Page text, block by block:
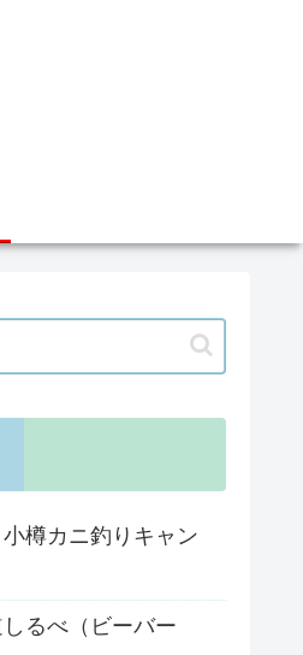
樽カニ釣りキャン
るべ（ビーバー